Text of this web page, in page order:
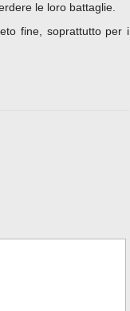
le loro battaglie.
fine, soprattutto per i